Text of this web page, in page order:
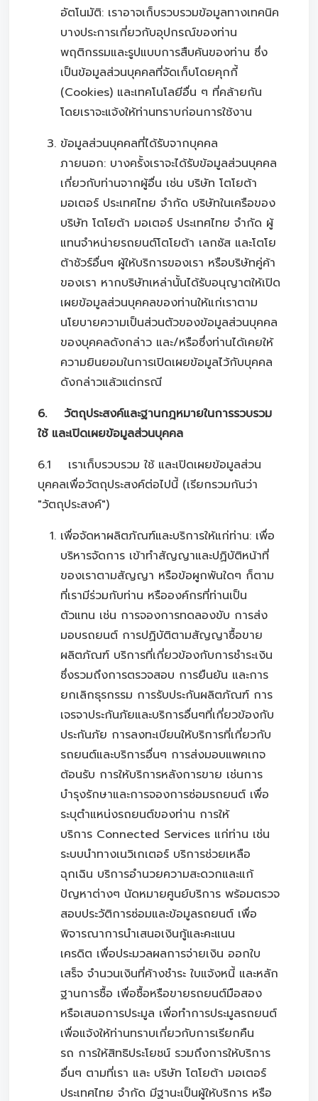
อัตโนมัติ: เราอาจเก็บรวบรวมข้อมูลทางเทคนิค
บางประการเกี่ยวกับอุปกรณ์ของท่าน
พฤติกรรมและรูปแบบการสืบค้นของท่าน ซึ่ง
เป็นข้อมูลส่วนบุคคลที่จัดเก็บโดยคุกกี้
(Cookies) และเทคโนโลยีอื่น ๆ ที่คล้ายกัน
โดยเราจะแจ้งให้ท่านทราบก่อนการใช้งาน
ข้อมูลส่วนบุคคลที่ได้รับจากบุคคล
ภายนอก: บางครั้งเราจะได้รับข้อมูลส่วนบุคคล
เกี่ยวกับท่านจากผู้อื่น เช่น บริษัท โตโยต้า
มอเตอร์ ประเทศไทย จำกัด บริษัทในเครือของ
บริษัท โตโยต้า มอเตอร์ ประเทศไทย จำกัด ผู้
แทนจำหน่ายรถยนต์โตโยต้า เลกซัส และโตโย
ต้าชัวร์อื่นๆ ผู้ให้บริการของเรา หรือบริษัทคู่ค้า
ของเรา หากบริษัทเหล่านั้นได้รับอนุญาตให้เปิด
เผยข้อมูลส่วนบุคคลของท่านให้แก่เราตาม
นโยบายความเป็นส่วนตัวของข้อมูลส่วนบุคคล
ของบุคคลดังกล่าว และ/หรือซึ่งท่านได้เคยให้
ความยินยอมในการเปิดเผยข้อมูลไว้กับบุคคล
ดังกล่าวแล้วแต่กรณี
6. วัตถุประสงค์และฐานกฎหมายในการรวบรวม
ใช้ และเปิดเผยข้อมูลส่วนบุคคล
6.1 เราเก็บรวบรวม ใช้ และเปิดเผยข้อมูลส่วน
บุคคลเพื่อวัตถุประสงค์ต่อไปนี้ (เรียกรวมกันว่า
"วัตถุประสงค์")
เพื่อจัดหาผลิตภัณฑ์และบริการให้แก่ท่าน: เพื่อ
บริหารจัดการ เข้าทำสัญญาและปฏิบัติหน้าที่
ของเราตามสัญญา หรือข้อผูกพันใดๆ ก็ตาม
ที่เรามีร่วมกับท่าน หรือองค์กรที่ท่านเป็น
ตัวแทน เช่น การจองการทดลองขับ การส่ง
มอบรถยนต์ การปฏิบัติตามสัญญาซื้อขาย
ผลิตภัณฑ์ บริการที่เกี่ยวข้องกับการชำระเงิน
ซึ่งรวมถึงการตรวจสอบ การยืนยัน และการ
ยกเลิกธุรกรรม การรับประกันผลิตภัณฑ์ การ
เจรจาประกันภัยและบริการอื่นๆที่เกี่ยวข้องกับ
ประกันภัย การลงทะเบียนให้บริการที่เกี่ยวกับ
รถยนต์และบริการอื่นๆ การส่งมอบแพคเกจ
ต้อนรับ การให้บริการหลังการขาย เช่นการ
บำรุงรักษาและการจองการซ่อมรถยนต์ เพื่อ
ระบุตำแหน่งรถยนต์ของท่าน การให้
บริการ Connected Services แก่ท่าน เช่น
ระบบนำทางเนวิเกเตอร์ บริการช่วยเหลือ
ฉุกเฉิน บริการอำนวยความสะดวกและแก้
ปัญหาต่างๆ นัดหมายศูนย์บริการ พร้อมตรวจ
สอบประวัติการซ่อมและข้อมูลรถยนต์ เพื่อ
พิจารณาการนำเสนอเงินกู้และคะแนน
เครดิต เพื่อประมวลผลการจ่ายเงิน ออกใบ
เสร็จ จำนวนเงินที่ค้างชำระ ใบแจ้งหนี้ และหลัก
ฐานการซื้อ เพื่อซื้อหรือขายรถยนต์มือสอง
หรือเสนอการประมูล เพื่อทำการประมูลรถยนต์
เพื่อแจ้งให้ท่านทราบเกี่ยวกับการเรียกคืน
รถ การให้สิทธิประโยชน์ รวมถึงการให้บริการ
อื่นๆ ตามที่เรา และ บริษัท โตโยต้า มอเตอร์
ประเทศไทย จำกัด มีฐานะเป็นผู้ให้บริการ หรือ